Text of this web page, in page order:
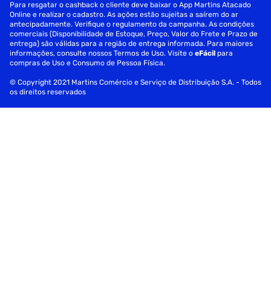
Para resgatar o cashback o cliente deve baixar o App Martins Atacado
Online e realizar o cadastro. As ações estão sujeitas a saírem do ar
antecipadamente. Verifique o regulamento da campanha. As condições
comerciais (Disponibilidade de Estoque, Preço, Valor do Frete e Prazo de
entrega) são válidas para a região de entrega informada. Para maiores
informações, consulte nossos Termos de Uso. Visite oeFácil para
compras de Uso e Consumo de Pessoa Física.
© Copyright 2021 Martins Comércio e Serviço de Distribuição S.A. - Todos
os direitos reservados